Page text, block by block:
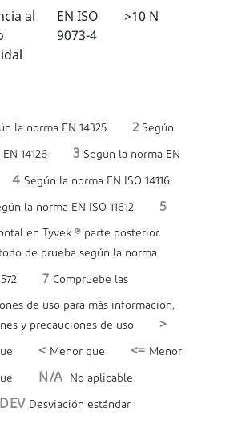
al
EN ISO
9073-4
>10 N
la norma EN 14325 2Según
14126 3 Según la norma EN
4 Según la norma EN ISO 14116
la norma EN ISO 11612 5
en Tyvek ® parte posterior
de prueba según la norma
7 Compruebe las
de uso para más información,
y precauciones de uso
>
< Menor que <= Menor
N/A No aplicable
Desviación estándar